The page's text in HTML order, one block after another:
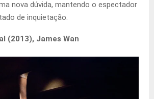
nova dúvida, mantendo o espectador
de inquietação.
(2013), James Wan